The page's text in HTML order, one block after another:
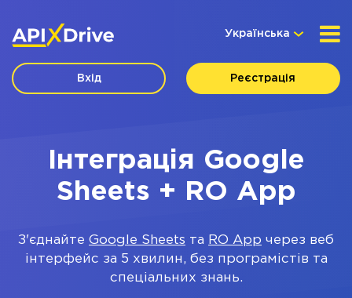
Українська
Вхід Реєстрація
Інтеграція Google
Sheets + RO App
З'єднайте Google Sheets та RO App через веб
інтерфейс за 5 хвилин, без програмістів та
спеціальних знань.